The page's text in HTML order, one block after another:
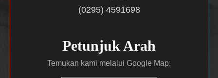
(0295) 4591698
Petunjuk Arah
Temukan kami melalui Google Map: